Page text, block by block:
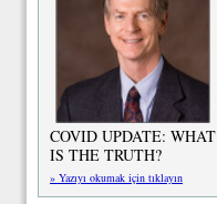
COVID UPDATE: WHAT
IS THE TRUTH?
» Yazıyı okumak için tıklayın